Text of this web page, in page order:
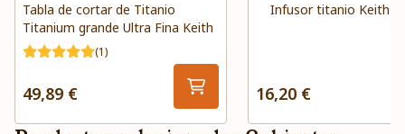
Tabla de cortar de Titanio
Titanium grande Ultra Fina Keith
(1)
49,89 €
Infusor titanio Keith
16,20 €